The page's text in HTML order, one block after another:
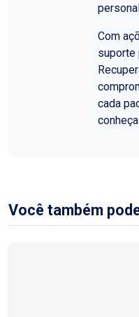
Com
suporte
cada
Você também